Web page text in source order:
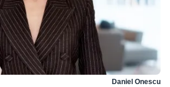
Daniel Onescu